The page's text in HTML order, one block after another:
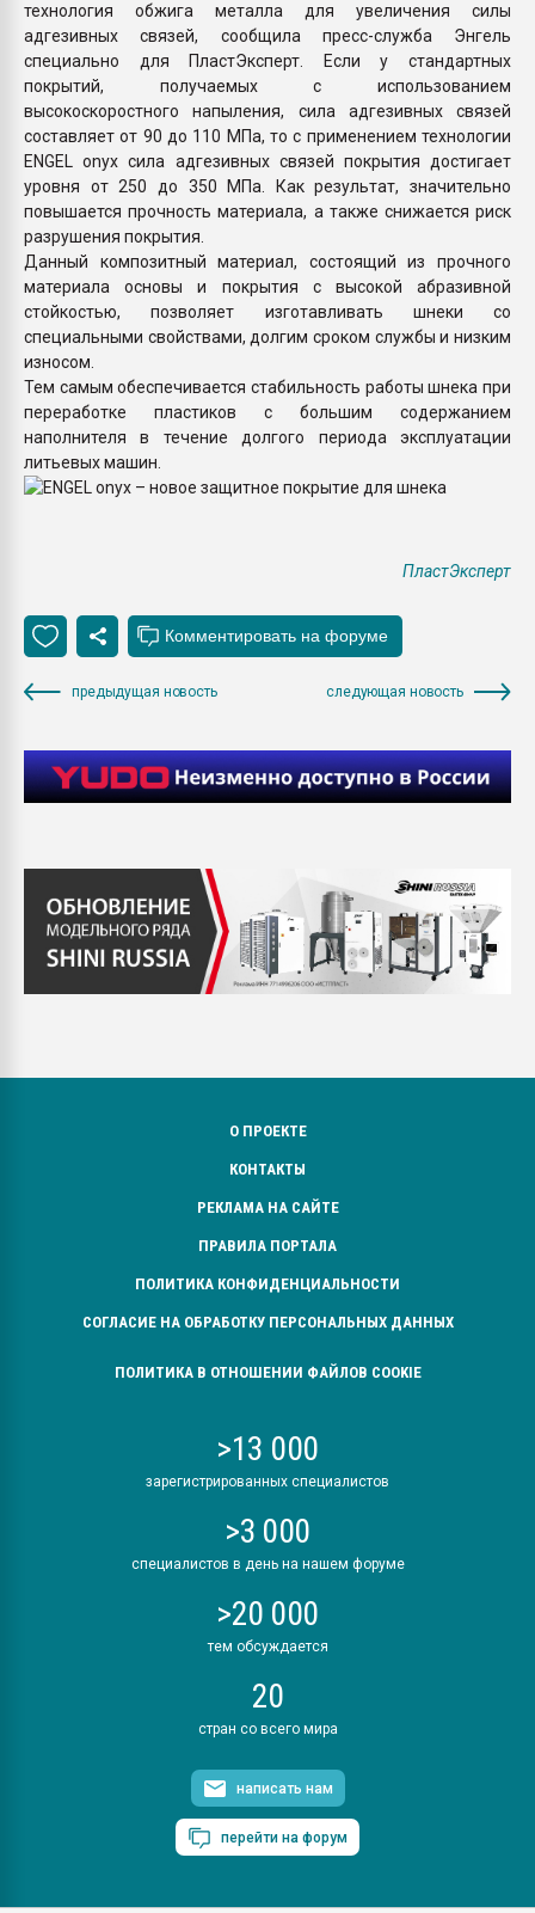
технология обжига металла для увеличения силы
адгезивных связей, сообщила пресс-служба Энгель
специально для ПластЭксперт. Если у стандартных
покрытий, получаемых с использованием
высокоскоростного напыления, сила адгезивных связей
составляет от 90 до 110 МПа, то с применением технологии
ENGEL onyx сила адгезивных связей покрытия достигает
уровня от 250 до 350 МПа. Как результат, значительно
повышается прочность материала, а также снижается риск
разрушения покрытия.
Данный композитный материал, состоящий из прочного
материала основы и покрытия с высокой абразивной
стойкостью, позволяет изготавливать шнеки со
специальными свойствами, долгим сроком службы и низким
износом.
Тем самым обеспечивается стабильность работы шнека при
переработке пластиков с большим содержанием
наполнителя в течение долгого периода эксплуатации
литьевых машин.
ПластЭксперт
предыдущая новость следующая новость
О ПРОЕКТЕ
КОНТАКТЫ
РЕКЛАМА НА САЙТЕ
ПРАВИЛА ПОРТАЛА
ПОЛИТИКА КОНФИДЕНЦИАЛЬНОСТИ
СОГЛАСИЕ НА ОБРАБОТКУ ПЕРСОНАЛЬНЫХ ДАННЫХ
ПОЛИТИКА В ОТНОШЕНИИ ФАЙЛОВ COOKIE
>13 000
зарегистрированных специалистов
>3 000
специалистов в день на нашем форуме
>20 000
тем обсуждается
20
стран со всего мира
написать нам
перейти на форум